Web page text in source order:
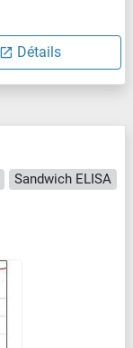
Détails
Sandwich ELISA